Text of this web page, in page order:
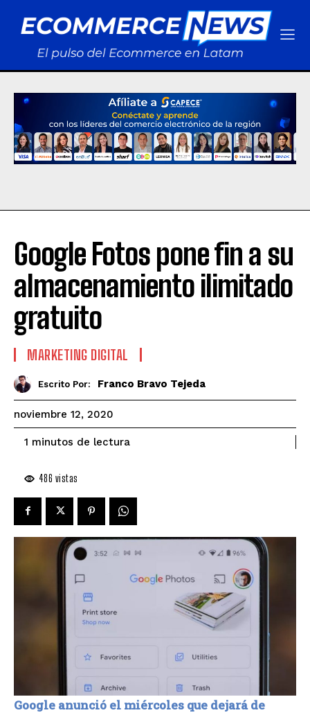
Google Fotos pone fin a su
almacenamiento ilimitado
gratuito
MARKETING DIGITAL
Escrito Por: Franco Bravo Tejeda
noviembre 12, 2020
1 minutos de lectura
486 vistas
Google anunció el miércoles que dejará de